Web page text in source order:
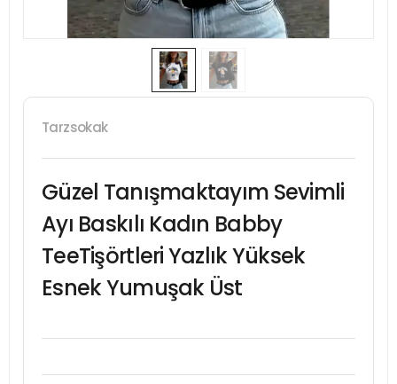
Tarzsokak
Güzel Tanışmaktayım Sevimli
Ayı Baskılı Kadın Babby
TeeTişörtleri Yazlık Yüksek
Esnek Yumuşak Üst